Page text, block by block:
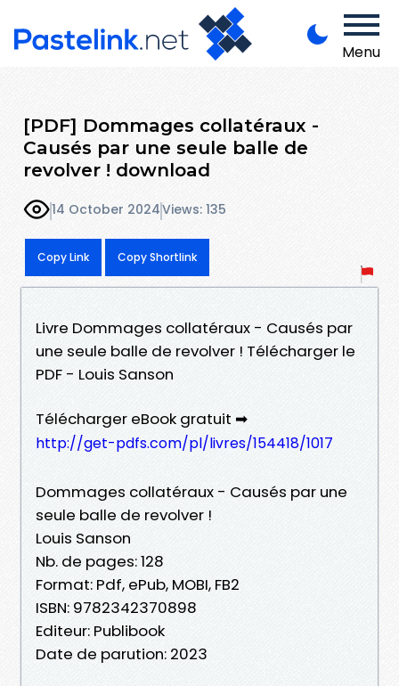
Menu
[PDF] Dommages collatéraux -
Causés par une seule balle de
revolver ! download
14 October 2024Views: 135
Copy Link Copy Shortlink
Livre Dommages collatéraux - Causés par
une seule balle de revolver ! Télécharger le
PDF - Louis Sanson
Télécharger eBook gratuit ➡
http://get-pdfs.com/pl/livres/154418/1017
Dommages collatéraux - Causés par une
seule balle de revolver !
Louis Sanson
Nb. de pages: 128
Format: Pdf, ePub, MOBI, FB2
ISBN: 9782342370898
Editeur: Publibook
Date de parution: 2023